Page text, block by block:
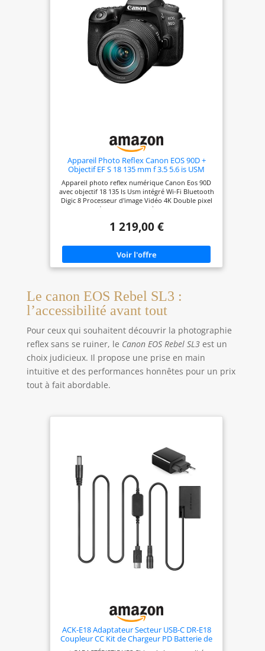
Appareil Photo Reflex Canon EOS 90D +
Objectif EF S 18 135 mm f 3.5 5.6 is USM
Appareil photo reflex numérique Canon Eos 90D
avec objectif 18 135 Is Usm intégré Wi-Fi Bluetooth
Digic 8 Processeur d'image Vidéo 4K Double pixel
Cmos Af et écran LCD tactile à angle variable de
capteur Cmos Aps C de 32,5 mégapixels Vidéo 4K
1 219,00 €
Le canon EOS Rebel SL3 :
l’accessibilité avant tout
Pour ceux qui souhaitent découvrir la photographie
reflex sans se ruiner, le Canon EOS Rebel SL3est un
choix judicieux. Il propose une prise en main
intuitive et des performances honnêtes pour un prix
tout à fait abordable.
ACK-E18 Adaptateur Secteur USB-C DR-E18
Coupleur CC Kit de Chargeur PD Batterie de
Remplacement LP-E17 pour Canon EOS